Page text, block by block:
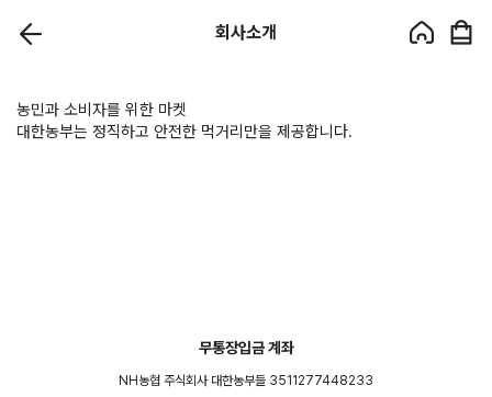
회사소개
농민과 소비자를 위한 마켓
대한농부는 정직하고 안전한 먹거리만을 제공합니다.
무통장입금 계좌
NH농협 주식회사 대한농부들 3511277448233